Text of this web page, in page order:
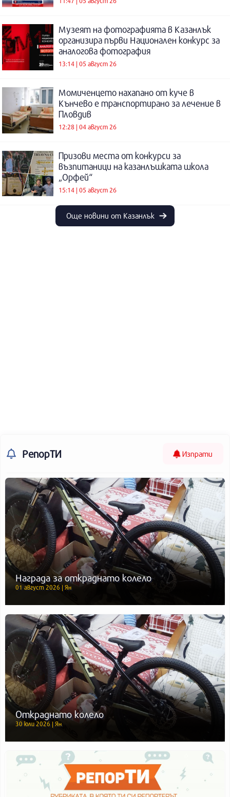
Музеят на фотографията в Казанлък
организира първи Национален конкурс за
аналогова фотография
13:14 | 05 август 26
Момиченцето нахапано от куче в
Кънчево е транспортирано за лечение в
Пловдив
12:28 | 04 август 26
Призови места от конкурси за
възпитаници на казанлъшката школа
„Орфей“
15:14 | 05 август 26
Още новини от Казанлък
РепорТИ Изпрати
Награда за откраднато колело
01 август 2026 | Ян
Откраднато колело
30 юли 2026 | Ян